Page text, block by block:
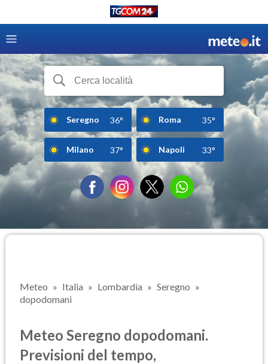
Seregno 36° Roma 35°
Milano 37° Napoli 33°
Meteo Italia Lombardia
Seregno
dopodomani
Meteo Seregno dopodomani.
Previsioni del tempo,